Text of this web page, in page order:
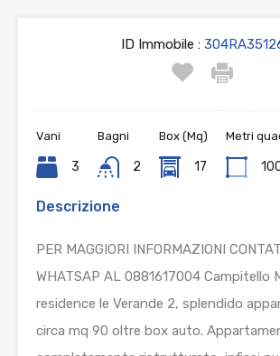
ID Immobile :
Vani
3
Bagni
2
Box (Mq)
17
Metri
Descrizione
PER MAGGIORI INFORMAZIONI
WHATSAP AL 0881617004 Campitello
residence le Verande 2, splendido
circa mq 90 oltre box auto.